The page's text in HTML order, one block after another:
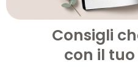
Consigli
con il